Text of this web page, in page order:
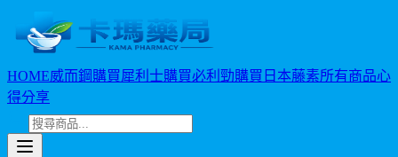
HOME威而鋼購買犀利士購買必利勁購買 日本藤素所有商品心
得分享